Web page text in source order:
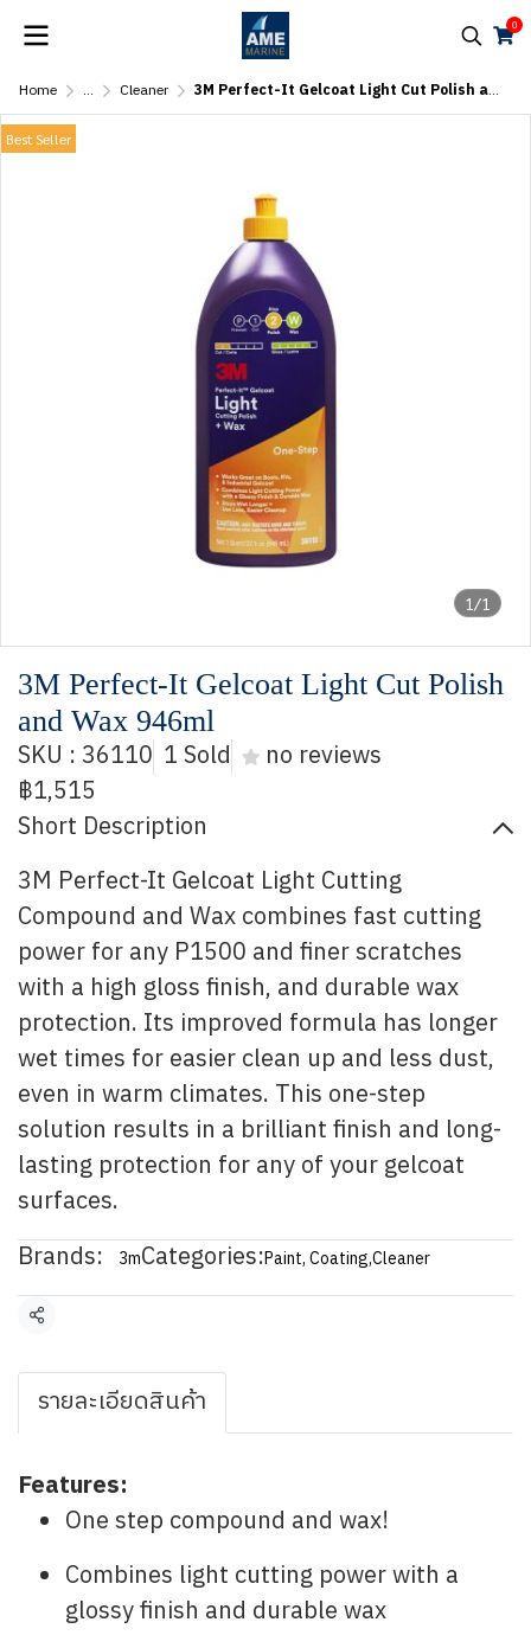
0
Home ... Cleaner 3M Perfect-It Gelcoat Light Cut Polish and Wax 946ml
1/1
Best Seller
3M Perfect-It Gelcoat Light Cut Polish
and Wax 946ml
SKU : 36110 1 Sold
no reviews
฿1,515
Short Description
3M Perfect-It Gelcoat Light Cutting
Compound and Wax combines fast cutting
power for any P1500 and finer scratches
with a high gloss finish, and durable wax
protection. Its improved formula has longer
wet times for easier clean up and less dust,
even in warm climates. This one-step
solution results in a brilliant finish and long-
lasting protection for any of your gelcoat
surfaces.
Brands:
3mCategories:Paint, Coating,Cleaner
Share
รายละเอียดสินค้า
Features:
One step compound and wax!
Combines light cutting power with a
glossy finish and durable wax